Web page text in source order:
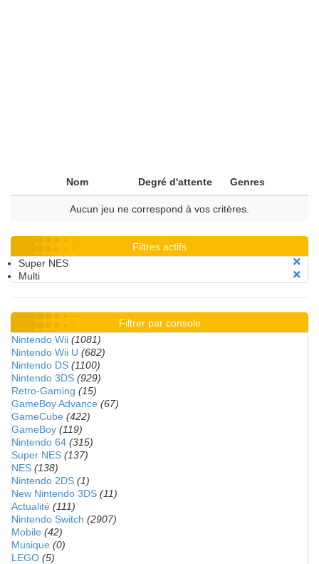
Nom Degré d'attente Genres
Aucun jeu ne correspond à vos critères.
Filtres actifs
Super NES
Multi
Filtrer par console
Nintendo Wii (1081)
Nintendo Wii U (682)
Nintendo DS (1100)
Nintendo 3DS (929)
Retro-Gaming (15)
GameBoy Advance (67)
GameCube (422)
GameBoy (119)
Nintendo 64 (315)
Super NES (137)
NES (138)
Nintendo 2DS (1)
New Nintendo 3DS (11)
Actualité (111)
Nintendo Switch (2907)
Mobile (42)
Musique (0)
LEGO (5)